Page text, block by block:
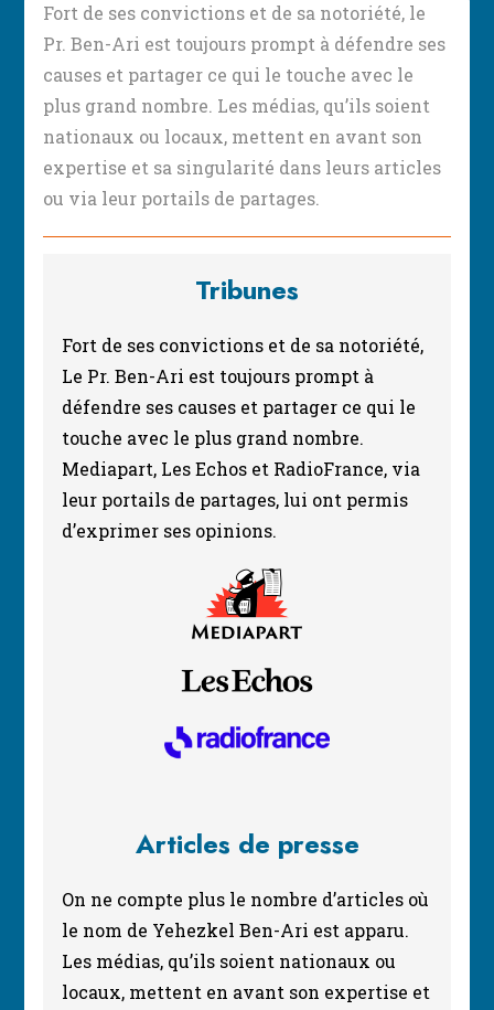
Fort de ses convictions et de sa notoriété, le
Pr. Ben-Ari est toujours prompt à défendre ses
causes et partager ce qui le touche avec le
plus grand nombre. Les médias, qu’ils soient
nationaux ou locaux, mettent en avant son
expertise et sa singularité dans leurs articles
ou via leur portails de partages.
Tribunes
Fort de ses convictions et de sa notoriété,
Le Pr. Ben-Ari est toujours prompt à
défendre ses causes et partager ce qui le
touche avec le plus grand nombre.
Mediapart, Les Echos et RadioFrance, via
leur portails de partages, lui ont permis
d’exprimer ses opinions.
Articles de presse
On ne compte plus le nombre d’articles où
le nom de Yehezkel Ben-Ari est apparu.
Les médias, qu’ils soient nationaux ou
locaux, mettent en avant son expertise et